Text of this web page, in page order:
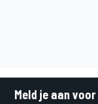
Meld je aan